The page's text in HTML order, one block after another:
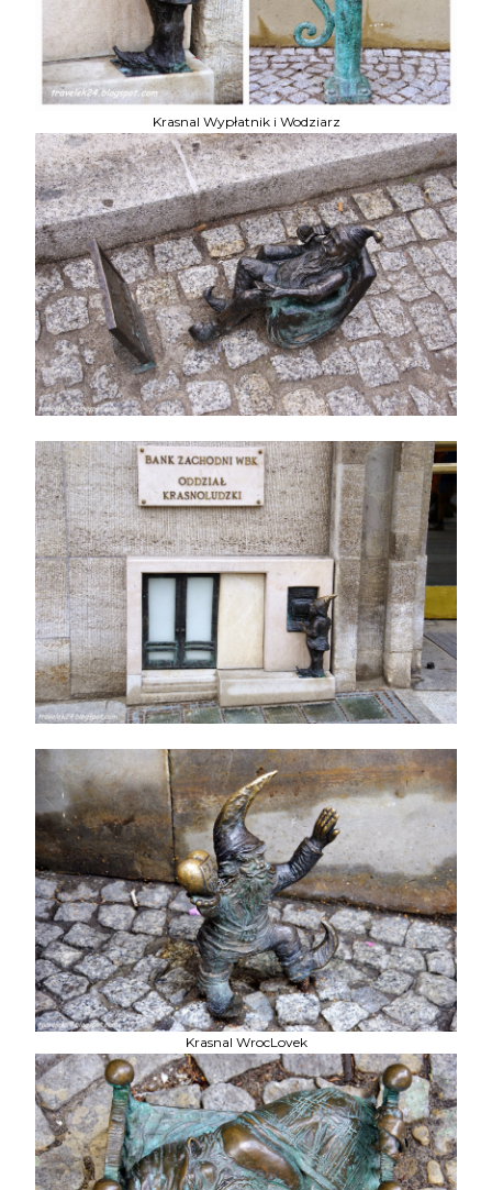
Krasnal Wypłatnik i Wodziarz
Krasnal WrocLovek